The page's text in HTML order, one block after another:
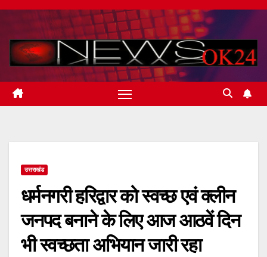
Skip
content
उत्तराखंड
धर्मनगरी हरिद्वार को स्वच्छ एवं क्लीन
जनपद बनाने के लिए आज आठवें दिन
भी स्वच्छता अभियान जारी रहा